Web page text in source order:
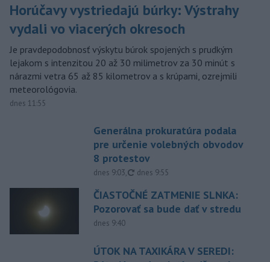
Horúčavy vystriedajú búrky: Výstrahy
vydali vo viacerých okresoch
Je pravdepodobnosť výskytu búrok spojených s prudkým
lejakom s intenzitou 20 až 30 milimetrov za 30 minút s
nárazmi vetra 65 až 85 kilometrov a s krúpami, ozrejmili
meteorológovia.
dnes 11:55
Generálna prokuratúra podala
pre určenie volebných obvodov
8 protestov
dnes 9:03, aktualizované
dnes 9:55
ČIASTOČNÉ ZATMENIE SLNKA:
Pozorovať sa bude dať v stredu
dnes 9:40
ÚTOK NA TAXIKÁRA V SEREDI: